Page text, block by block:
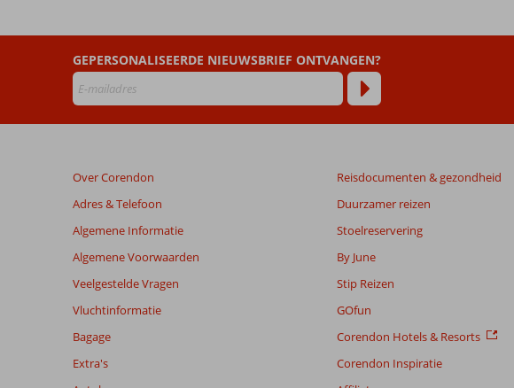
Beoordelingen
die
ouder
zijn
maanden
niet
meer
om
de
van
GEPERSONALISEERDE NIEUWSBRIEF ONTVANGEN?
Over Corendon
Adres & Telefoon
Algemene Informatie
Algemene Voorwaarden
Veelgestelde Vragen
Vluchtinformatie
Bagage
Extra's
Reisdocumenten & gezondheid
Duurzamer reizen
Stoelreservering
By June
Stip Reizen
GOfun
Corendon Hotels & Resorts
Corendon Inspiratie